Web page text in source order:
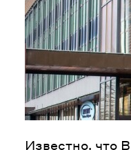
Известно, что